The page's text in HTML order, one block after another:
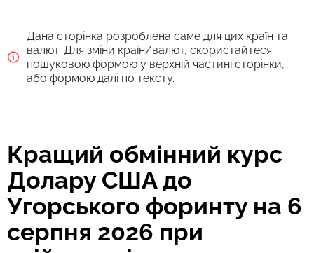
Комісія Strumok, завжди 0%
Дана сторінка розроблена саме для цих країн та
валют. Для зміни країн/валют, скористайтеся
пошуковою формою у верхній частині сторінки,
або формою далі по тексту.
Кращий обмінний курс
Долару США до
Угорського форинту на 6
серпня 2026 при